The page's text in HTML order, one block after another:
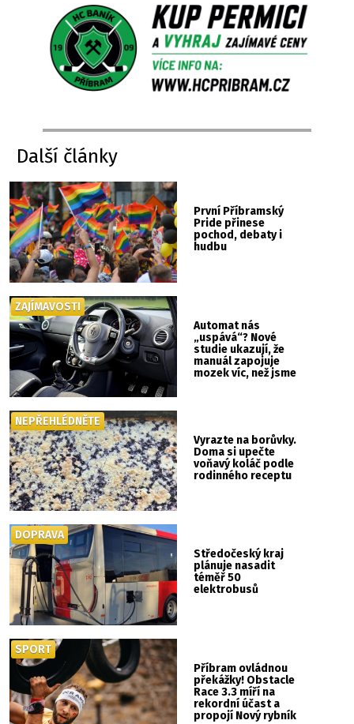
Další články
První Příbramský
Pride přinese
pochod, debaty i
hudbu
Automat nás
„uspává“? Nové
studie ukazují, že
manuál zapojuje
mozek víc, než jsme
ZAJÍMAVOSTI
Vyrazte na borůvky.
Doma si upečte
voňavý koláč podle
rodinného receptu
NEPŘEHLÉDNĚTE
Středočeský kraj
plánuje nasadit
téměř 50
elektrobusů
DOPRAVA
Příbram ovládnou
překážky! Obstacle
Race 3.3 míří na
rekordní účast a
propojí Nový rybník
SPORT